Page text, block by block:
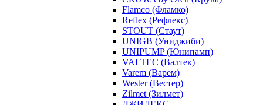
Flamco (Фламко)
Reflex (Рефлекс)
STOUT (Стаут)
UNIGB (Униджиби)
UNIPUMP (Юнипамп)
VALTEC (Валтек)
Varem (Варем)
Wester (Вестер)
Zilmet (Зилмет)